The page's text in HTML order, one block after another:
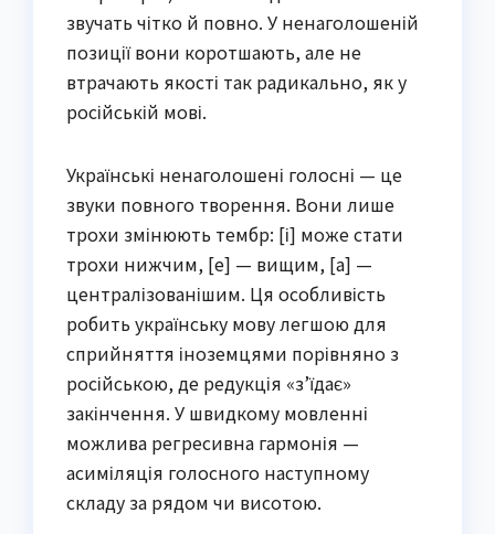
звучать чітко й повно. У ненаголошеній
позиції вони коротшають, але не
втрачають якості так радикально, як у
російській мові.
Українські ненаголошені голосні — це
звуки повного творення. Вони лише
трохи змінюють тембр: [і] може стати
трохи нижчим, [е] — вищим, [а] —
централізованішим. Ця особливість
робить українську мову легшою для
сприйняття іноземцями порівняно з
російською, де редукція «з’їдає»
закінчення. У швидкому мовленні
можлива регресивна гармонія —
асиміляція голосного наступному
складу за рядом чи висотою.